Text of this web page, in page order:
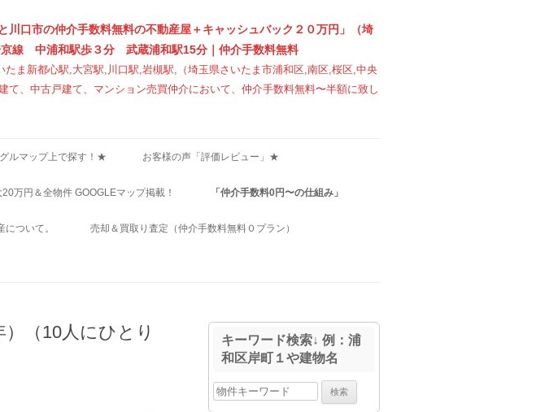
口市の仲介手数料無料の不動産屋＋キャッシュバック２０万円」（埼
京線 中浦和駅歩３分 武蔵浦和駅15分｜仲介手数料無料
ま新都心駅,大宮駅,川口駅,岩槻駅,（埼玉県さいたま市浦和区,南区,桜区,中央
、中古戸建て、マンション売買仲介において、仲介手数料無料〜半額に致し
ルマップ上で探す！★ お客様の声「評価レビュー」★
万円＆全物件 GOOGLEマップ掲載！ 「仲介手数料0円〜の仕組み」
について。 売却＆買取り査定（仲介手数料無料０プラン）
（10人にひとり
キーワード検索↓ 例：浦
和区岸町１や建物名